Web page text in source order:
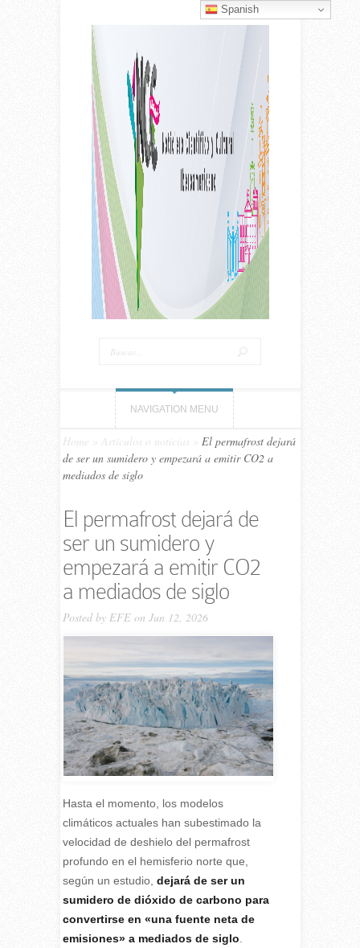
NAVIGATION MENU
Home Artículos o noticias
El permafrost dejará
de ser un sumidero y empezará a emitir CO2 a
mediados de siglo
El permafrost dejará de
ser un sumidero y
empezará a emitir CO2
a mediados de siglo
Posted by EFEon Jun 12, 2026
Hasta el momento, los modelos
climáticos actuales han subestimado la
velocidad de deshielo del permafrost
profundo en el hemisferio norte que,
según un estudio, dejará de ser un
sumidero de dióxido de carbono para
convertirse en «una fuente neta de
emisiones» a mediados de siglo
Spanish